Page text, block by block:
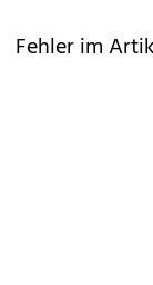
Fehler im